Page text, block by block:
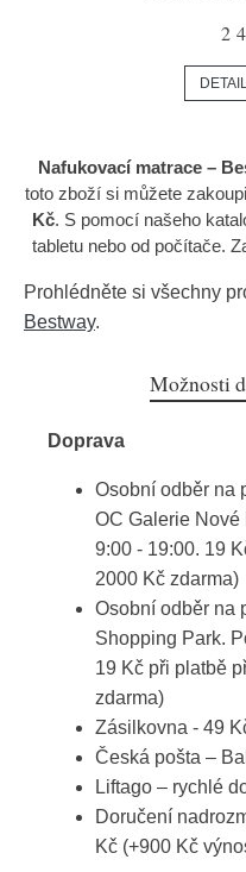
2
Nafukovací matrace –
toto zboží si můžete
Kč. S pomocí našeho
tabletu nebo od počítače.
Prohlédněte si všechny
Bestway.
Možnosti
Doprava
Osobní odběr na
OC Galerie Nové
9:00 - 19:00. 19
2000 Kč zdarma)
Osobní odběr na
Shopping Park.
19 Kč při platbě
zdarma)
Zásilkovna - 49
Česká pošta –
Liftago – rychlé
Doručení
Kč (+900 Kč